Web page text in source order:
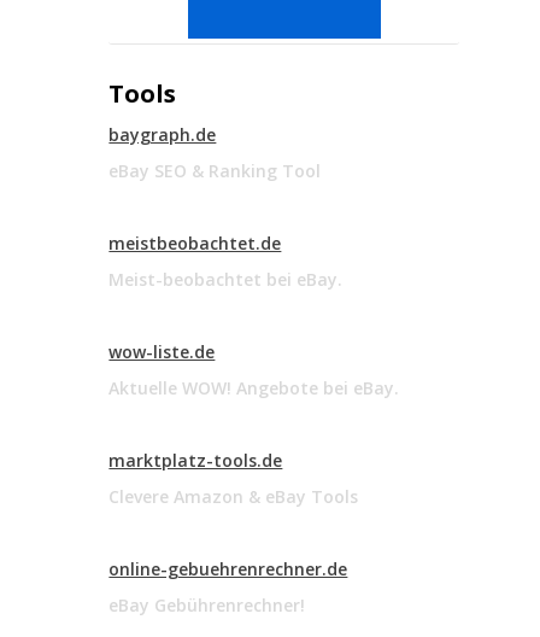
Tools
baygraph.de
eBay SEO & Ranking Tool
meistbeobachtet.de
Meist-beobachtet bei eBay.
wow-liste.de
Aktuelle WOW! Angebote bei eBay.
marktplatz-tools.de
Clevere Amazon & eBay Tools
online-gebuehrenrechner.de
eBay Gebührenrechner!